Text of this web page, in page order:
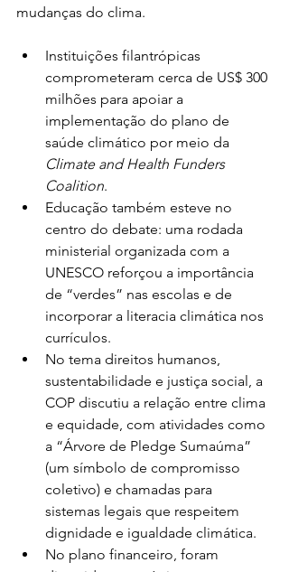
mudanças do clima.
Instituições filantrópicas
comprometeram cerca de US$ 300
milhões para apoiar a
implementação do plano de
saúde climático por meio da
Climate and Health Funders
Coalition.
Educação também esteve no
centro do debate: uma rodada
ministerial organizada com a
UNESCO reforçou a importância
de “verdes” nas escolas e de
incorporar a literacia climática nos
currículos.
No tema direitos humanos,
sustentabilidade e justiça social, a
COP discutiu a relação entre clima
e equidade, com atividades como
a “Árvore de Pledge Sumaúma”
(um símbolo de compromisso
coletivo) e chamadas para
sistemas legais que respeitem
dignidade e igualdade climática.
No plano financeiro, foram